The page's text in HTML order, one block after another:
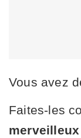
Vous avez
Faites-les